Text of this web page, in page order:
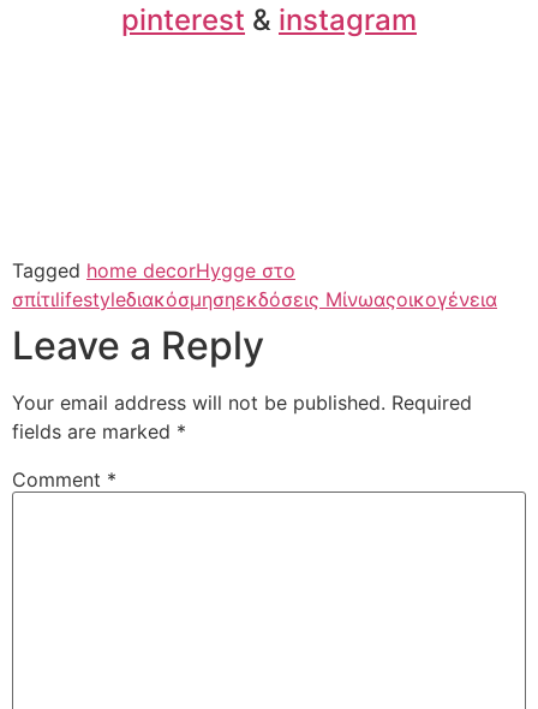
pinterest & instagram
Tagged home decorHygge στο
σπίτιlifestyleδιακόσμησηεκδόσεις Μίνωαςοικογένεια
Leave a Reply
Your email address will not be published. Required
fields are marked *
Comment *